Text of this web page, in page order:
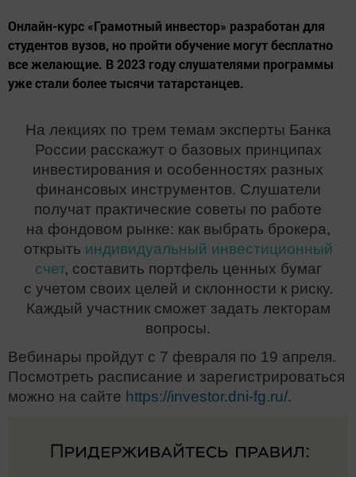
Онлайн-курс «Грамотный инвестор» разработан для
студентов вузов, но пройти обучение могут бесплатно
все желающие. В 2023 году слушателями программы
уже стали более тысячи татарстанцев.
На лекциях по трем темам эксперты Банка
России расскажут о базовых принципах
инвестирования и особенностях разных
финансовых инструментов. Слушатели
получат практические советы по работе
на фондовом рынке: как выбрать брокера,
открыть индивидуальный инвестиционный
счет, составить портфель ценных бумаг
с учетом своих целей и склонности к риску.
Каждый участник сможет задать лекторам
вопросы.
Вебинары пройдут с 7 февраля по 19 апреля.
Посмотреть расписание и зарегистрироваться
можно на сайте https://investor.dni-fg.ru/.